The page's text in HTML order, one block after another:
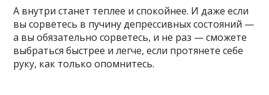
А внутри станет теплее и спокойнее. И даже если
вы сорветесь в пучину депрессивных состояний —
а вы обязательно сорветесь, и не раз — сможете
выбраться быстрее и легче, если протянете себе
руку, как только опомнитесь.